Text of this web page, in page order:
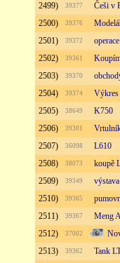
2499)
39377
Češi v
2500)
39376
2501)
39372
2502)
39361
2503)
39370
2504)
39374
Výkres
2505)
38649
K750
2506)
39301
2507)
36098
L610
2508)
38073
koupě
2509)
39349
2510)
39365
2511)
39367
Meng
2512)
37002
2513)
39362
Tank